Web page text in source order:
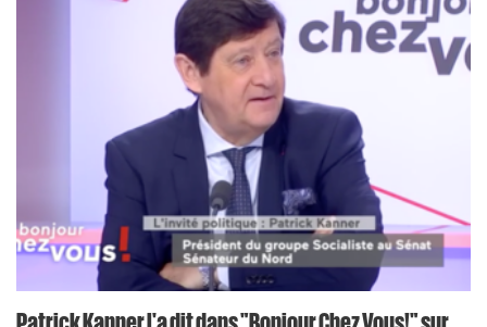
Patrick Kanner l'a dit dans "Bonjour Chez Vous!" sur